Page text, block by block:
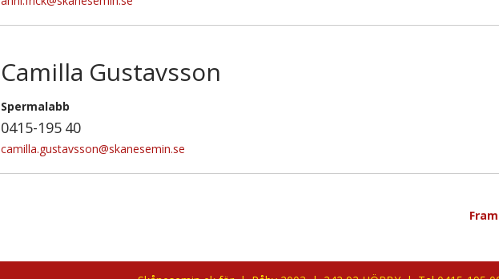
Camilla Gustavsson
Spermalabb
0415-195 40
camilla.gustavsson@skanesemin.se